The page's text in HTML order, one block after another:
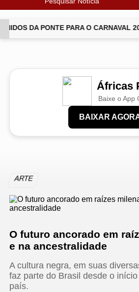
Pesquisar Notícia
DA PONTE PARA O CARNAVAL 2027
Áfricas
Baixe o App
BAIXAR
ARTE
O futuro ancorado em
e na ancestralidade
A cultura negra, em suas
faz parte do Brasil desde o
país.